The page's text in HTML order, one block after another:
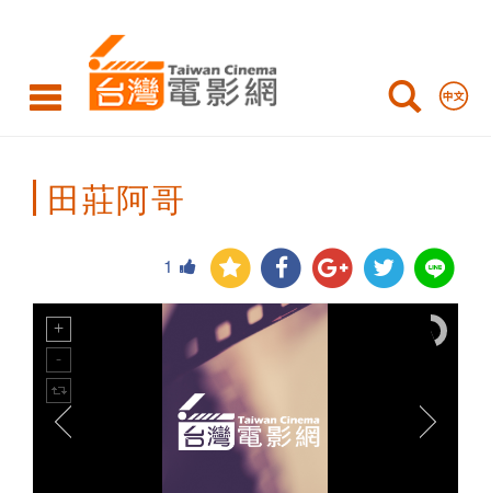
Taiwan
Cinema
田莊阿哥
1